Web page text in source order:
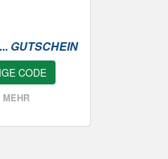
GUTSCHEIN
CODE
MEHR